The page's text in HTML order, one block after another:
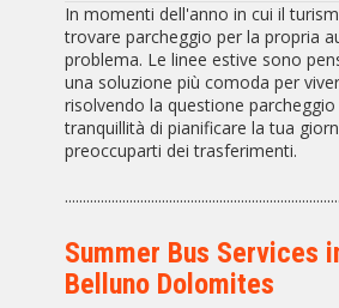
In momenti dell'anno in cui il
trovare parcheggio per la propria
problema. Le linee estive sono
una soluzione più comoda per
risolvendo la questione
tranquillità di pianificare la tua
preoccuparti dei trasferimenti.
Summer Bus Services
Belluno Dolomites